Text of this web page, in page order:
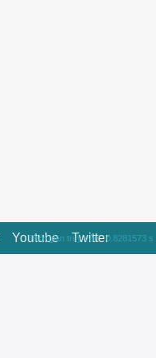
Youtube Twitter
Thời gian truy vấn : 0.8281573 s